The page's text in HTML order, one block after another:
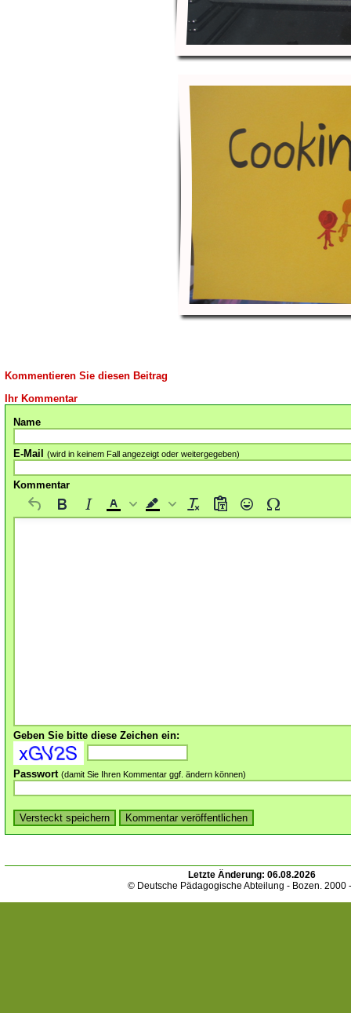
Kommentieren Sie diesen Beitrag
Ihr Kommentar
Name
E-Mail (wird in keinem Fall angezeigt oder weitergegeben)
Kommentar
Geben Sie bitte diese Zeichen ein:
Passwort (damit Sie Ihren Kommentar ggf. ändern können)
Letzte Änderung: 06.08.2026
© Deutsche Pädagogische Abteilung - Bozen. 2000